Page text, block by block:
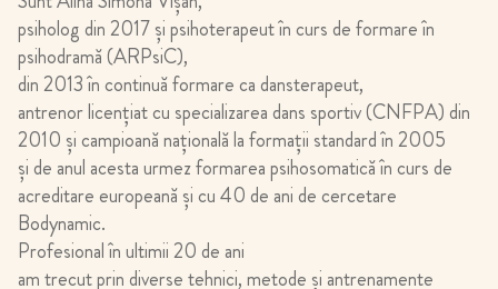
psiholog din 2017 şi psihoterapeut în curs de formare în
psihodramă (ARPsiC),
din 2013 în continuă formare ca dansterapeut,
antrenor licențiat cu specializarea dans sportiv (CNFPA) din
2010 şi campioană națională la formații standard în 2005
şi de anul acesta urmez formarea psihosomatică în curs de
acreditare europeană şi cu 40 de ani de cercetare
Bodynamic.
Profesional în ultimii 20 de ani
am trecut prin diverse tehnici, metode şi antrenamente